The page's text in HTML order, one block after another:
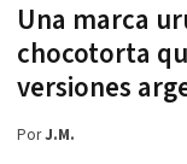
Una marca
chocotorta
versiones
PorJ.M.